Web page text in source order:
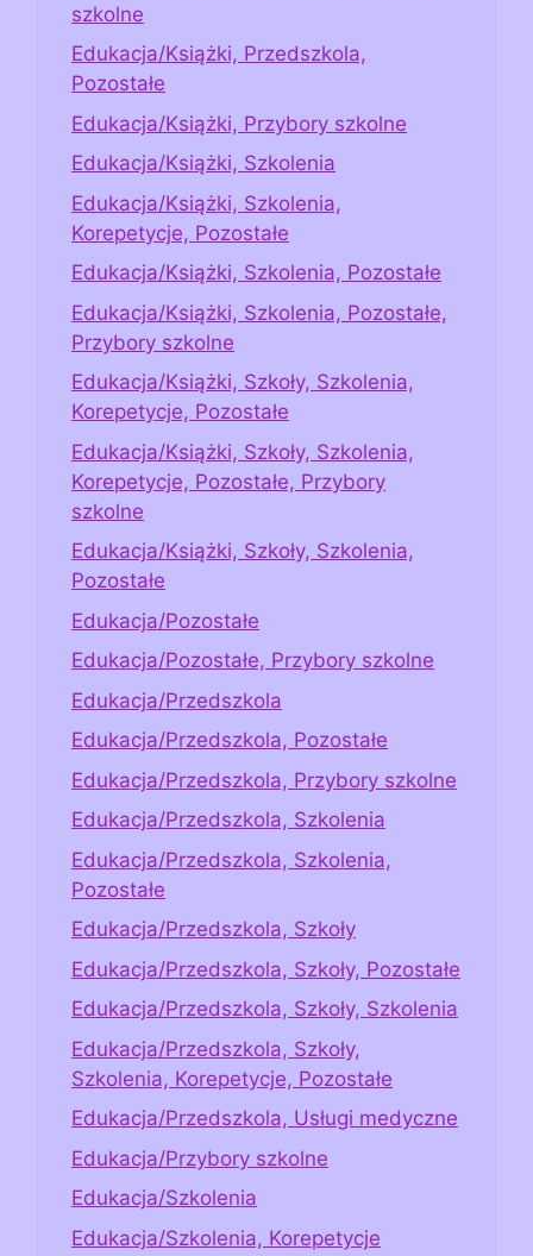
szkolne
Edukacja/Książki, Przedszkola,
Pozostałe
Edukacja/Książki, Przybory szkolne
Edukacja/Książki, Szkolenia
Edukacja/Książki, Szkolenia,
Korepetycje, Pozostałe
Edukacja/Książki, Szkolenia, Pozostałe
Edukacja/Książki, Szkolenia, Pozostałe,
Przybory szkolne
Edukacja/Książki, Szkoły, Szkolenia,
Korepetycje, Pozostałe
Edukacja/Książki, Szkoły, Szkolenia,
Korepetycje, Pozostałe, Przybory
szkolne
Edukacja/Książki, Szkoły, Szkolenia,
Pozostałe
Edukacja/Pozostałe
Edukacja/Pozostałe, Przybory szkolne
Edukacja/Przedszkola
Edukacja/Przedszkola, Pozostałe
Edukacja/Przedszkola, Przybory szkolne
Edukacja/Przedszkola, Szkolenia
Edukacja/Przedszkola, Szkolenia,
Pozostałe
Edukacja/Przedszkola, Szkoły
Edukacja/Przedszkola, Szkoły, Pozostałe
Edukacja/Przedszkola, Szkoły, Szkolenia
Edukacja/Przedszkola, Szkoły,
Szkolenia, Korepetycje, Pozostałe
Edukacja/Przedszkola, Usługi medyczne
Edukacja/Przybory szkolne
Edukacja/Szkolenia
Edukacja/Szkolenia, Korepetycje